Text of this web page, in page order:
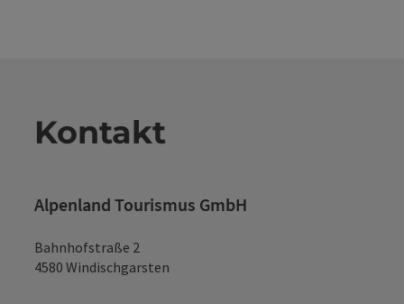
Kontakt
Alpenland Tourismus GmbH
Bahnhofstraße 2
4580 Windischgarsten